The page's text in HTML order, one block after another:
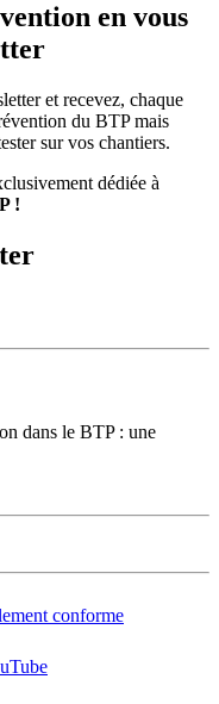
en vous
et recevez, chaque
du BTP mais
sur vos chantiers.
dédiée à
!
dans le BTP : une
conforme